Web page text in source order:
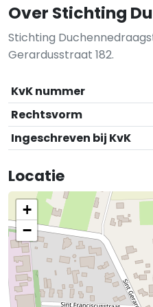
Over Stichting
Stichting
Gerardusstraat 182.
KvK nummer
Rechtsvorm
Ingeschreven bij KvK
Locatie
+
−